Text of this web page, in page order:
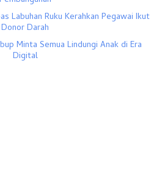
Labuhan Ruku Kerahkan Pegawai Ikut
Donor Darah
Minta Semua Lindungi Anak di Era
Digital